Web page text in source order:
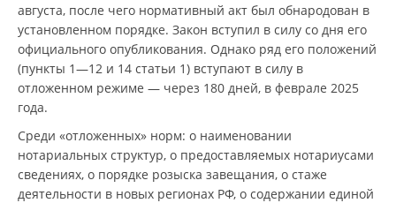
августа, после чего нормативный акт был обнародован в
установленном порядке. Закон вступил в силу со дня его
официального опубликования. Однако ряд его положений
(пункты 1—12 и 14 статьи 1) вступают в силу в
отложенном режиме — через 180 дней, в феврале 2025
года.
Среди «отложенных» норм: о наименовании
нотариальных структур, о предоставляемых нотариусами
сведениях, о порядке розыска завещания, о стаже
деятельности в новых регионах РФ, о содержании единой